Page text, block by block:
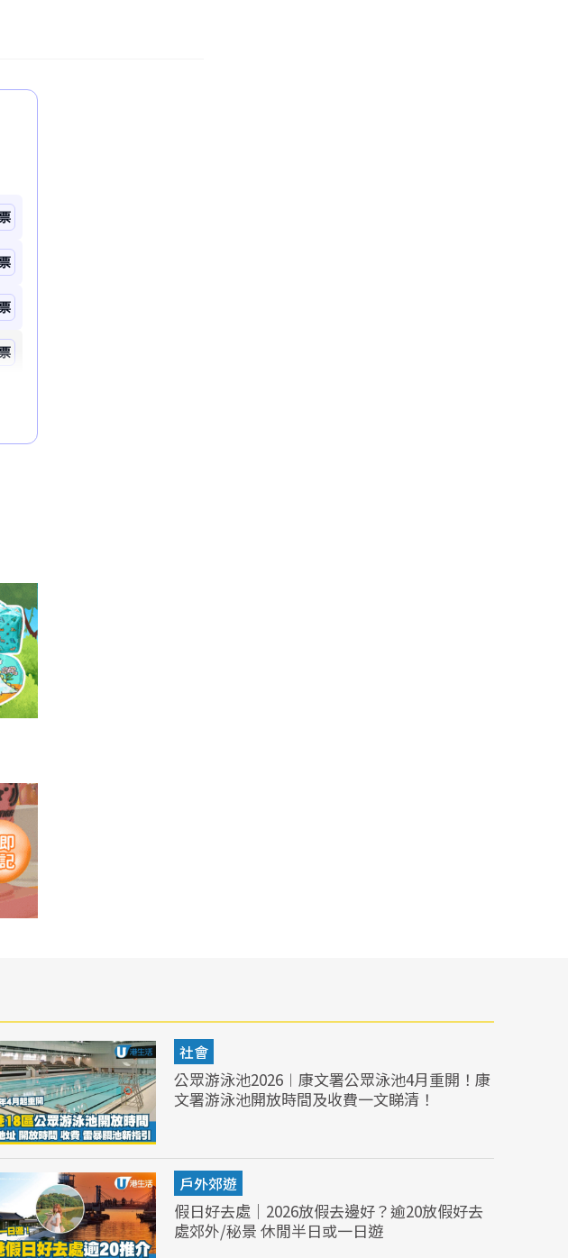
社會
公眾游泳池2026︱康文署公眾泳池4月重開！康
文署游泳池開放時間及收費一文睇清！
戶外郊遊
假日好去處｜2026放假去邊好？逾20放假好去
處郊外/秘景 休閒半日或一日遊